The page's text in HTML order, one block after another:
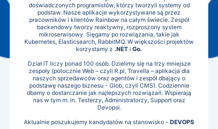
doświadczonych programistów, którzy tworzyli systemy od
podstaw. Nasze aplikacje wykorzystywane są przez
pracowników i klientów Rainbow na całym świecie. Zespół
backendowy tworzy reaktywny, rozproszony system
mikroserwisowy. Sięgamy po rozwiązania, takie jak
Kubernetes, Elasticsearch, RabbitMQ. W większości projektów
korzystamy z .NET i Go.
Dział IT liczy ponad 100 osób. Dzielimy się na trzy mniejsze
zespoły (potocznie Web – czyli R.pl, Travella – aplikacja dla
naszych sprzedawców oraz agentów i zespół dbający o
podstawę naszego biznesu - Glob, czyli CMS). Codziennie
dbamy o dostarczanie jak najlepszych rozwiązań. Wspierają
nas w tym m. in. Testerzy, Administratorzy, Support oraz
Devopsi.
Aktualnie poszukujemy kandydatów na stanowisko - DEVOPS